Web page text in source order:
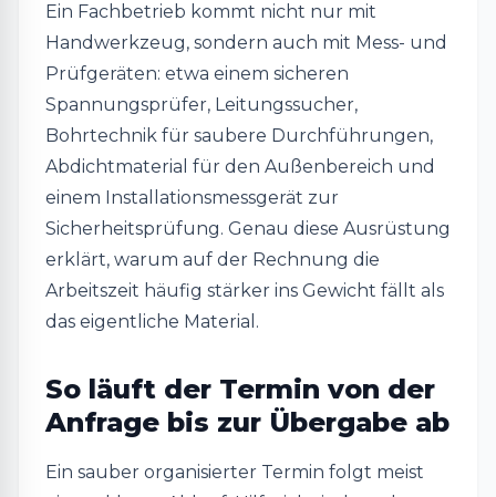
Ein Fachbetrieb kommt nicht nur mit
Handwerkzeug, sondern auch mit Mess- und
Prüfgeräten: etwa einem sicheren
Spannungsprüfer, Leitungssucher,
Bohrtechnik für saubere Durchführungen,
Abdichtmaterial für den Außenbereich und
einem Installationsmessgerät zur
Sicherheitsprüfung. Genau diese Ausrüstung
erklärt, warum auf der Rechnung die
Arbeitszeit häufig stärker ins Gewicht fällt als
das eigentliche Material.
So läuft der Termin von der
Anfrage bis zur Übergabe ab
Ein sauber organisierter Termin folgt meist